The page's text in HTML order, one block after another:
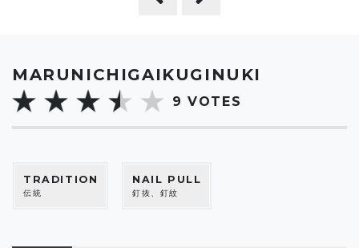
MARUNICHIGAIKUGINUKI
9 VOTES
TRADITION
伝統
NAIL PULL
釘抜、釘紋